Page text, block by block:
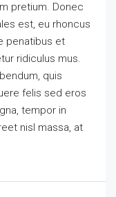
pretium. Donec
est, eu rhoncus
penatibus et
ridiculus mus.
quis
felis sed eros
tempor in
nisl massa, at